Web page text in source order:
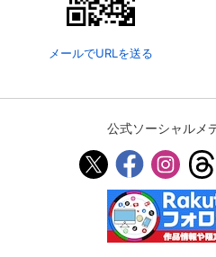
基本情報
ジットカ
メールでURLを送る
公式ソーシャルメ